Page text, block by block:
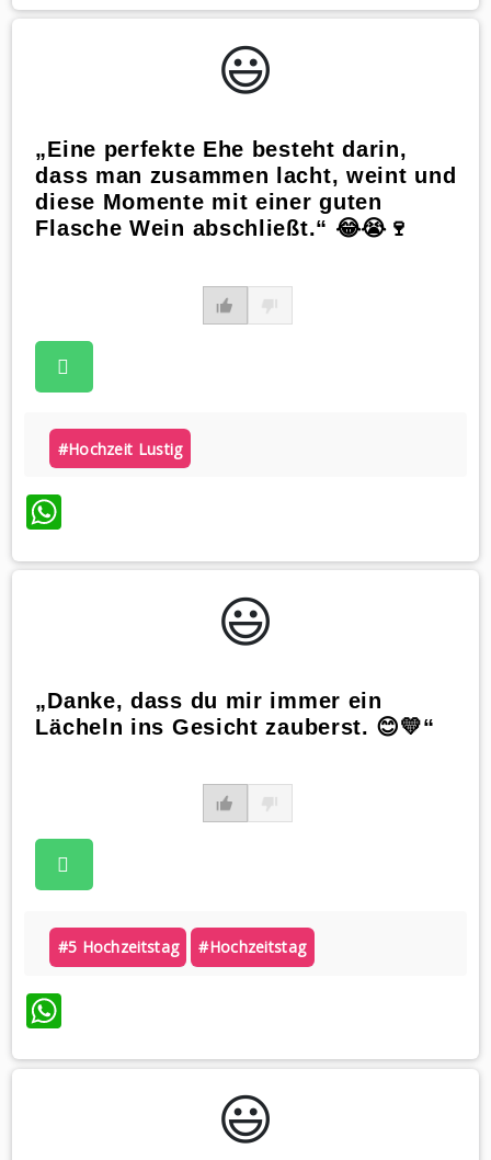
😃️
„Eine perfekte Ehe besteht darin,
dass man zusammen lacht, weint und
diese Momente mit einer guten
Flasche Wein abschließt.“ 😂😭🍷
#hochzeit Lustig
WhatsApp
😃️
„Danke, dass du mir immer ein
Lächeln ins Gesicht zauberst. 😊💛“
#5 Hochzeitstag #hochzeitstag
WhatsApp
😃️